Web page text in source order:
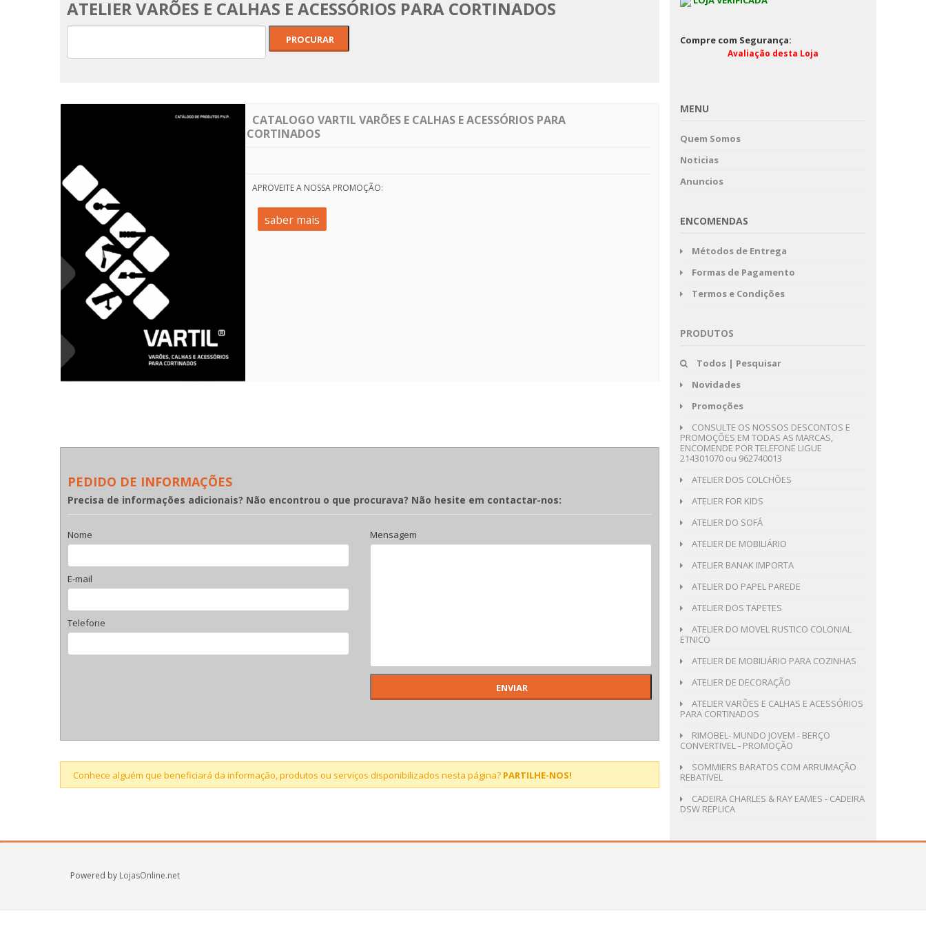
ATELIER VARÕES E CALHAS E ACESSÓRIOS PARA CORTINADOS
CATALOGO VARTIL VARÕES E CALHAS E ACESSÓRIOS PARA
CORTINADOS
APROVEITE A NOSSA PROMOÇÃO:
saber mais
PEDIDO DE INFORMAÇÕES
Precisa de informações adicionais? Não encontrou o que procurava? Não hesite em contactar-nos:
Nome
E-mail
Telefone
Mensagem
Conhece alguém que beneficiará da informação, produtos ou serviços disponibilizados nesta página? PARTILHE-NOS!
Compre com Segurança:
Avaliação desta Loja
MENU
Quem Somos
Noticias
Anuncios
ENCOMENDAS
Métodos de Entrega
Formas de Pagamento
Termos e Condições
PRODUTOS
Todos | Pesquisar
Novidades
Promoções
CONSULTE OS NOSSOS DESCONTOS E
PROMOÇÕES EM TODAS AS MARCAS,
ENCOMENDE POR TELEFONE LIGUE
214301070 ou 962740013
ATELIER DOS COLCHÕES
ATELIER FOR KIDS
ATELIER DO SOFÁ
ATELIER DE MOBILIÁRIO
ATELIER BANAK IMPORTA
ATELIER DO PAPEL PAREDE
ATELIER DOS TAPETES
ATELIER DO MOVEL RUSTICO COLONIAL
ETNICO
ATELIER DE MOBILIÁRIO PARA COZINHAS
ATELIER DE DECORAÇÃO
ATELIER VARÕES E CALHAS E ACESSÓRIOS
PARA CORTINADOS
RIMOBEL- MUNDO JOVEM - BERÇO
CONVERTIVEL - PROMOÇÃO
SOMMIERS BARATOS COM ARRUMAÇÃO
REBATIVEL
CADEIRA CHARLES & RAY EAMES - CADEIRA
DSW REPLICA
Powered by LojasOnline.net